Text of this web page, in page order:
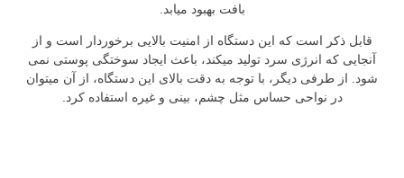
بافت بهبود میابد.
قابل ذکر است که این دستگاه از امنیت بالایی برخوردار است و از
آنجایی که انرژی سرد تولید میکند، باعث ایجاد سوختگی پوستی نمی
شود. از طرفی دیگر، با توجه به دقت بالای این دستگاه، از آن میتوان
در نواحی حساس مثل چشم، بینی و غیره استفاده کرد.